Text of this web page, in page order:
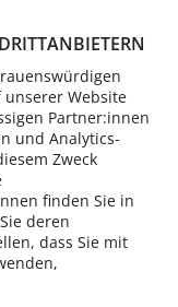
Website
Partner:innen
und Analytics-
Zweck
finden Sie in
deren
dass Sie mit